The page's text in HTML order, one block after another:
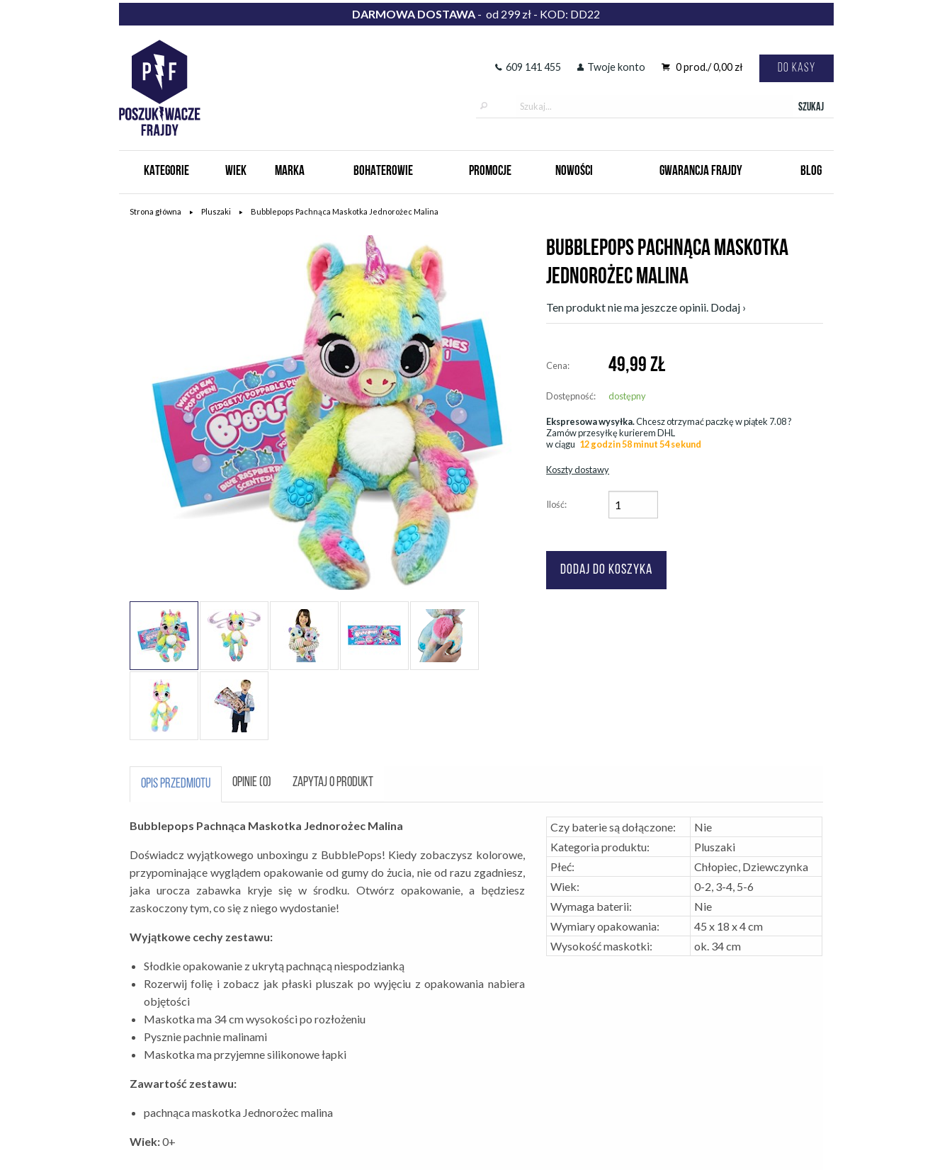
DARMOWA DOSTAWA - od 299 zł - KOD: DD22
609 141 455 Twoje konto 0 prod./0,00 zł Do kasy
Szukaj
KATEGORIE WIEK MARKA BOHATEROWIE PROMOCJE NOWOŚCI GWARANCJA FRAJDY BLOG
Strona główna Pluszaki Bubblepops Pachnąca Maskotka Jednorożec Malina
BUBBLEPOPS PACHNĄCA MASKOTKA
JEDNOROŻEC MALINA
Ten produkt nie ma jeszcze opinii. Dodaj ›
Cena: 49,99 ZŁ
Dostępność: dostępny
Ekspresowa wysyłka.Chcesz otrzymać paczkę wpiątek 7.08?
Zamów przesyłkę kurierem DHL
w ciągu 12 godzin 58 minut 52 sekund
Koszty dostawy
Ilość:
OPIS PRZEDMIOTU OPINIE (0) ZAPYTAJ O PRODUKT
Bubblepops Pachnąca Maskotka Jednorożec Malina
Doświadcz wyjątkowego unboxingu z BubblePops! Kiedy zobaczysz kolorowe,
przypominające wyglądem opakowanie od gumy do żucia, nie od razu zgadniesz,
jaka urocza zabawka kryje się w środku. Otwórz opakowanie, a będziesz
zaskoczony tym, co się z niego wydostanie!
Wyjątkowe cechy zestawu:
Słodkie opakowanie z ukrytą pachnącą niespodzianką
Rozerwij folię i zobacz jak płaski pluszak po wyjęciu z opakowania nabiera
objętości
Maskotka ma 34 cm wysokości po rozłożeniu
Pysznie pachnie malinami
Maskotka ma przyjemne silikonowe łapki
Zawartość zestawu:
pachnąca maskotka Jednorożec malina
Wiek:0+
Czy baterie są dołączone:
Nie
Kategoria produktu:
Pluszaki
Płeć:
Chłopiec, Dziewczynka
Wiek:
0-2, 3-4, 5-6
Wymaga baterii:
Nie
Wymiary opakowania:
45 x 18 x 4 cm
Wysokość maskotki:
ok. 34 cm